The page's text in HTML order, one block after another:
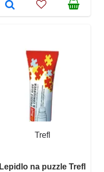
Trefl
Lepidlo na puzzle Trefl